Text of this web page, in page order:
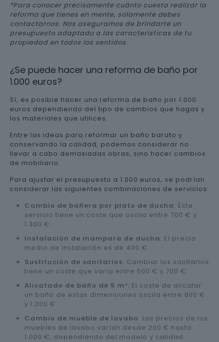
*Para conocer precisamente cuánto cuesta realizar la
reforma que tienes en mente, solamente debes
contactarnos. Nos aseguramos de brindarte un
presupuesto adaptado a las características de tu
propiedad en todos los sentidos.
¿Se puede hacer una reforma de baño por
1.000 euros?
Sí, es posible hacer una reforma de baño por 1.000
euros dependiendo del tipo de cambios que hagas y
los materiales que utilices.
Entre las ideas para reformar un baño barato y
conservando la calidad, podemos considerar no
llevar a cabo demasiadas obras, sino hacer cambios
de mobiliario.
Para ajustar el presupuesto a 1.000 euros, se podrían
considerar las siguientes combinaciones de servicios:
Cambio de bañera por plato de ducha: Este
servicio tiene un coste que oscila entre 700 € y
1.300 €.
Instalación de mampara de ducha: El precio
medio de instalación es de 400 €.
Sustitución de sanitarios: Cambiar los sanitarios
tiene un coste que varía entre 500 € y 700 €.
Alicatado de baño de 5 m²: El coste de alicatar
un baño de estas dimensiones oscila entre 800 €
y 1.200 €.
Cambio de mueble de lavabo: Los precios de los
muebles de lavabo varían desde 200 € hasta
1.000 €, dependiendo del modelo y calidad.